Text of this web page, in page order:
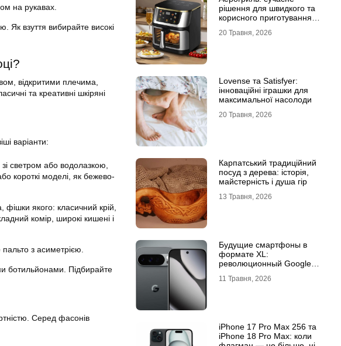
на рукавах.
Як взуття вибирайте високі
відкритими плечима,
та креативні шкіряні
варіанти:
светром або водолазкою,
короткі моделі, як бежево-
якого: класичний крій,
комір, широкі кишені і
з асиметрією.
ботильйонами. Підбирайте
Серед фасонів
рішення для швидкого та
корисного приготування
20 Травня, 2026
Lovense та Satisfyer:
інноваційні іграшки для
максимальної насолоди
20 Травня, 2026
Карпатський традиційний
посуд з дерева: історія,
майстерність і душа гір
13 Травня, 2026
Будущие смартфоны в
формате XL:
революционный Google
11 Травня, 2026
iРhone 17 Рro Мax 256 та
iРhone 18 Рro Мax: коли